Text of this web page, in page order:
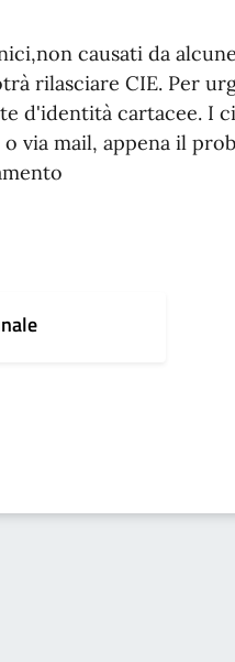
causati da
rilasciare CIE. Per
d'identità cartacee. I
via mail, appena il